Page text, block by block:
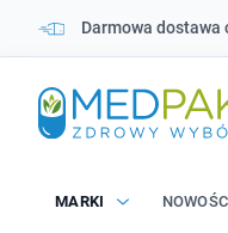
Darmowa dostawa
MARKI